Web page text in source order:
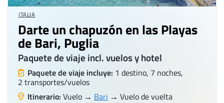
ITALIA
Darte un chapuzón en las Playas
de Bari, Puglia
Paquete de viaje incl. vuelos y hotel
Paquete de viaje incluye: 1 destino, 7 noches,
2 transportes/vuelos
Itinerario: Vuelo → Bari → Vuelo de vuelta